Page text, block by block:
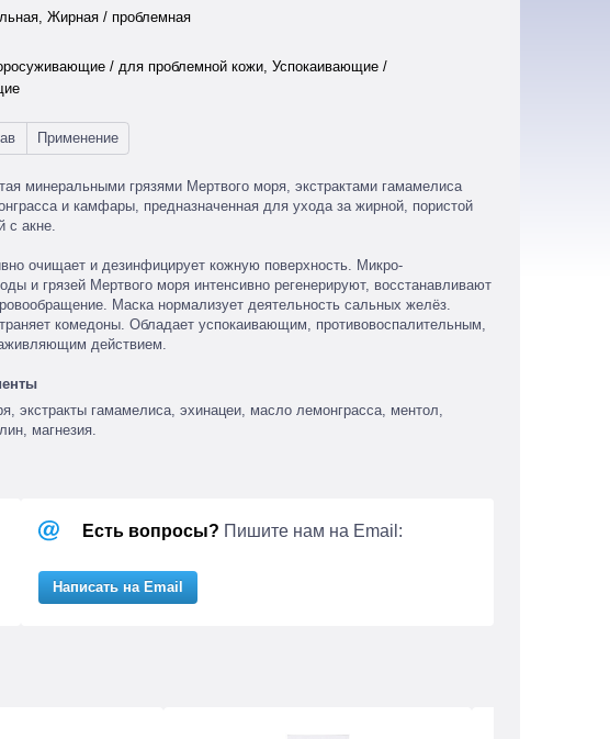
Жирная / проблемная
/ для проблемной кожи, Успокаивающие /
минеральными грязями Мертвого моря, экстрактами гамамелиса
и камфары, предназначенная для ухода за жирной, пористой
с акне.
очищает и дезинфицирует кожную поверхность. Микро-
и грязей Мертвого моря интенсивно регенерируют, восстанавливают
Маска нормализует деятельность сальных желёз.
комедоны. Обладает успокаивающим, противовоспалительным,
действием.
экстракты гамамелиса, эхинацеи, масло лемонграсса, ментол,
магнезия.
Есть вопросы? Пишите нам на Email:
Написать на Email